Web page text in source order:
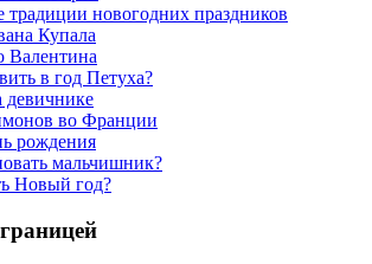
традиции новогодних праздников
Купала
Валентина
в год Петуха?
девичнике
во Франции
рождения
мальчишник?
Новый год?